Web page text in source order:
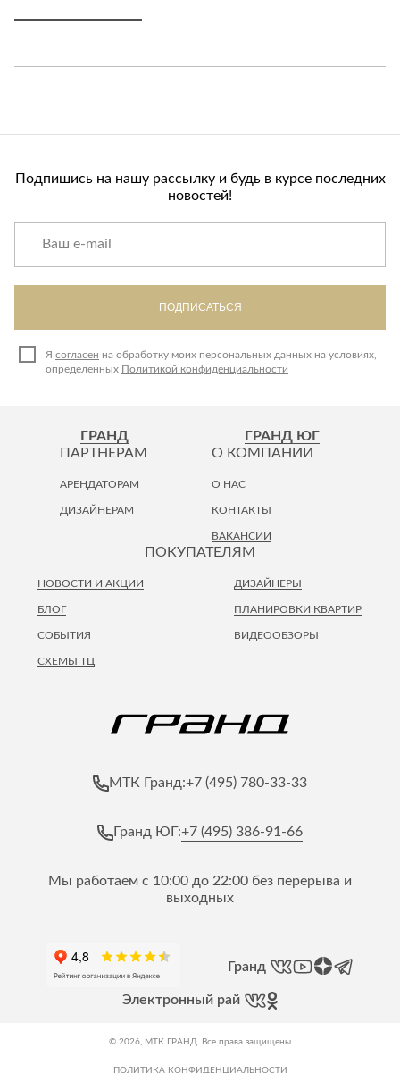
Подпишись на нашу рассылку и будь в курсе последних
новостей!
ПОДПИСАТЬСЯ
Я согласен на обработку моих персональных данных на условиях,
определенных Политикой конфиденциальности
ГРАНД ГРАНД ЮГ
ПОКУПАТЕЛЯМ
НОВОСТИ И АКЦИИ
ПЛАНИРОВКИ КВАРТИР
ВИДЕООБЗОРЫ
БЛОГ
СОБЫТИЯ
СХЕМЫ ТЦ
ДИЗАЙНЕРЫ
ПАРТНЕРАМ
АРЕНДАТОРАМ
ДИЗАЙНЕРАМ
О КОМПАНИИ
О НАС
КОНТАКТЫ
ВАКАНСИИ
МТК Гранд:+7 (495) 780-33-33
Гранд ЮГ:+7 (495) 386-91-66
Мы работаем с 10:00 до 22:00 без перерыва и
выходных
Гранд
Электронный рай
© 2026, МТК ГРАНД. Все права защищены
ПОЛИТИКА КОНФИДЕНЦИАЛЬНОСТИ